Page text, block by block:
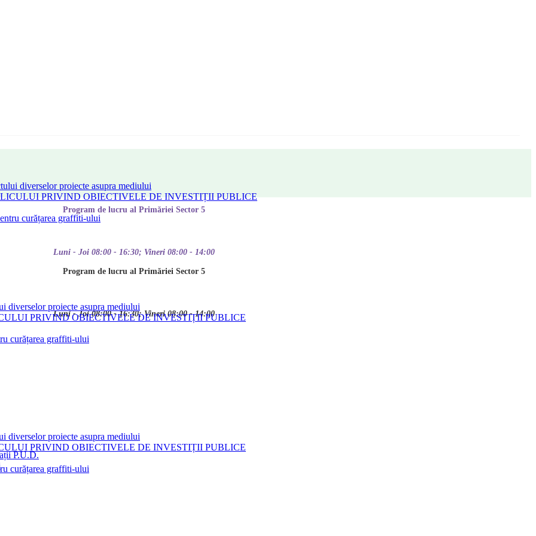
diverselor proiecte asupra mediului
PRIVIND OBIECTIVELE DE INVESTIȚII PUBLICE
curățarea graffiti-ului
P.U.D.
Program de lucru al Primăriei Sector 5
Luni - Joi 08:00 - 16:30; Vineri 08:00 - 14:00
Program de lucru al Primăriei Sector 5
Luni - Joi 08:00 - 16:30; Vineri 08:00 - 14:00
diverselor proiecte asupra mediului
PRIVIND OBIECTIVELE DE INVESTIȚII PUBLICE
curățarea graffiti-ului
diverselor proiecte asupra mediului
PRIVIND OBIECTIVELE DE INVESTIȚII PUBLICE
curățarea graffiti-ului